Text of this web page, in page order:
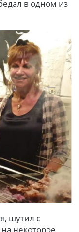
в одном из
шутил с
некоторое